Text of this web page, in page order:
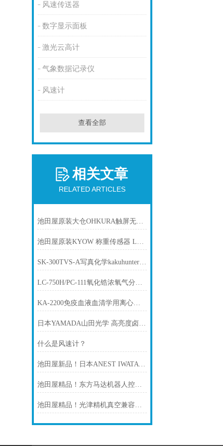
风速传送器
数字显示面板
激光云高计
气象数据记录仪
风速计
查看全部
相关文章
RELATED ARTICLES
池田屋原装大仓OHKURA触屏无纸记录仪 VM7006A0000产品介绍技术参数
池田屋原装KYOW 称重传感器 LMB-A-100N
SK-300TVS-A写真化学kakuhunter 高性能真空搅拌机
LC-750H/PC-111氧化锆浓氧气分析仪 TORAY东丽
KA-2200免疫血液血清学用离心机 久保田KUBOTA
日本YAMADA山田光学 高亮度卤素光源 YP-250ID
什么是风速计？
池田屋新品！日本ANEST IWATA FRL-150C无油爪式空压机
池田屋精品！东方马达机器人控制器 MRC01 参数介绍
池田屋精品！光津精机真空兼容旋转平台 MVSA05B-RT02 参数介绍